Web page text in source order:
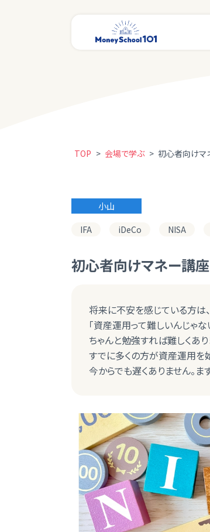
TOP > 会場で学ぶ > 初心者向けマ
小山
IFA
iDeCo NISA
初心者向けマネー講座
将来に不安を感じている方は
「資産運用って難しいんじゃな
ちゃんと勉強すれば難しくあり
すでに多くの方が資産運用を
今からでも遅くありません。